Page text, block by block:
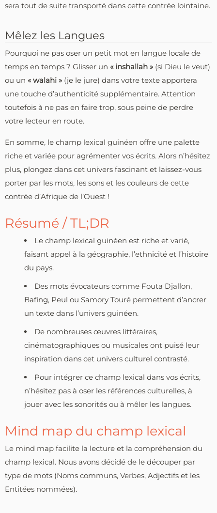
sera tout de suite transporté dans cette contrée lointaine.
Mêlez les Langues
Pourquoi ne pas oser un petit mot en langue locale de
temps en temps ? Glisser un « inshallah » (si Dieu le veut)
ou un « walahi » (je le jure) dans votre texte apportera
une touche d’authenticité supplémentaire. Attention
toutefois à ne pas en faire trop, sous peine de perdre
votre lecteur en route.
En somme, le champ lexical guinéen offre une palette
riche et variée pour agrémenter vos écrits. Alors n’hésitez
plus, plongez dans cet univers fascinant et laissez-vous
porter par les mots, les sons et les couleurs de cette
contrée d’Afrique de l’Ouest !
Résumé / TL;DR
Le champ lexical guinéen est riche et varié,
faisant appel à la géographie, l’ethnicité et l’histoire
du pays.
Des mots évocateurs comme Fouta Djallon,
Bafing, Peul ou Samory Touré permettent d’ancrer
un texte dans l’univers guinéen.
De nombreuses œuvres littéraires,
cinématographiques ou musicales ont puisé leur
inspiration dans cet univers culturel contrasté.
Pour intégrer ce champ lexical dans vos écrits,
n’hésitez pas à oser les références culturelles, à
jouer avec les sonorités ou à mêler les langues.
Mind map du champ lexical
Le mind map facilite la lecture et la compréhension du
champ lexical. Nous avons décidé de le découper par
type de mots (Noms communs, Verbes, Adjectifs et les
Entitées nommées).